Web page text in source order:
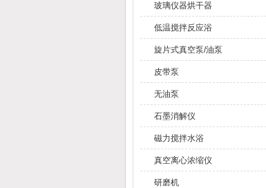
玻璃仪器烘干器
低温搅拌反应浴
旋片式真空泵/油泵
皮带泵
无油泵
石墨消解仪
磁力搅拌水浴
真空离心浓缩仪
研磨机